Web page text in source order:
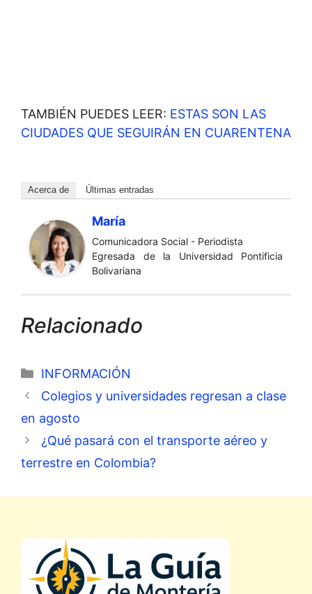
TAMBIÉN PUEDES LEER: ESTAS SON LAS
CIUDADES QUE SEGUIRÁN EN CUARENTENA
Acerca de Últimas entradas
María
Comunicadora Social - Periodista
Egresada de la Universidad Pontificia
Bolivariana
Relacionado
Categorías
INFORMACIÓN
Colegios y universidades regresan a clase
en agosto
¿Qué pasará con el transporte aéreo y
terrestre en Colombia?